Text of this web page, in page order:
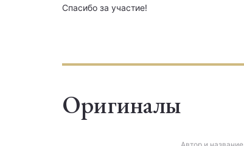
Спасибо за участие!
Оригиналы